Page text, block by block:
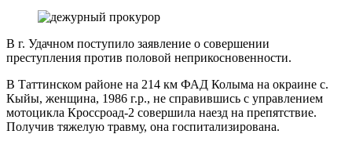
В г. Удачном поступило заявление о совершении
преступления против половой неприкосновенности.
В Таттинском районе на 214 км ФАД Колыма на окраине с.
Кыйы, женщина, 1986 г.р., не справившись с управлением
мотоцикла Кроссроад-2 совершила наезд на препятствие.
Получив тяжелую травму, она госпитализирована.